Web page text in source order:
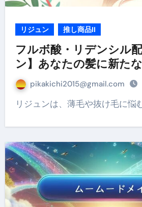
リジュン 推し商品II
フルボ酸・リデンシル
ン】あなたの髪に新た
pikakichi2015@gmail.com
リジュンは、薄毛や抜け毛に悩